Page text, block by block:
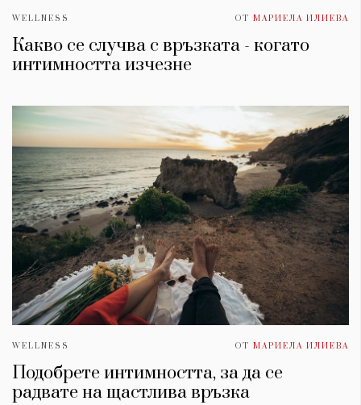
WELLNESS ОТ МАРИЕЛА ИЛИЕВА
Какво се случва с връзката - когато
интимността изчезне
WELLNESS ОТ МАРИЕЛА ИЛИЕВА
Подобрете интимността, за да се
радвате на щастлива връзка